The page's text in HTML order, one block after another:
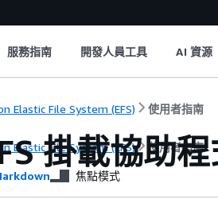
服務指南 開發人員工具 AI 資源
Elastic File System (EFS) 使用者指南
Elastic File System (EFS) 使用者指南
掛載協助
焦點模式